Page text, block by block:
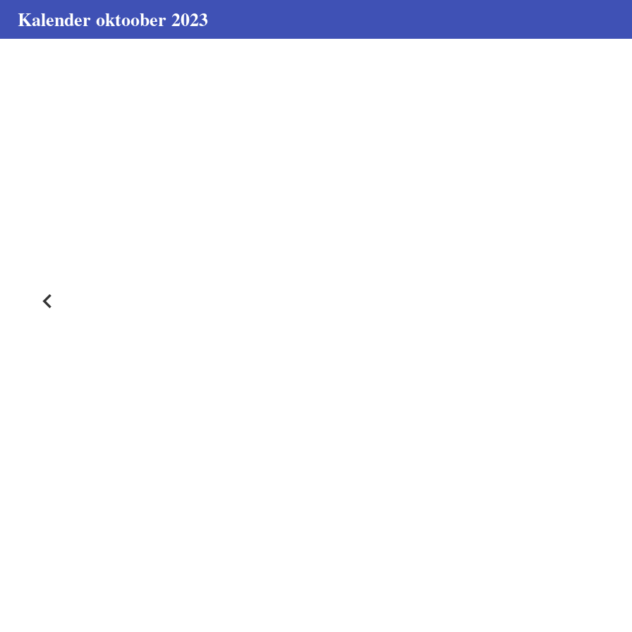
Kalender oktoober 2023